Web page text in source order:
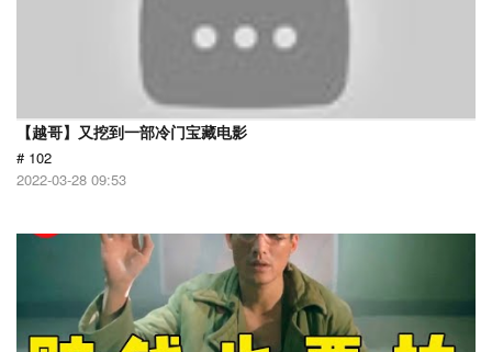
【越哥】又挖到一部冷门宝藏电影
# 102
2022-03-28 09:53